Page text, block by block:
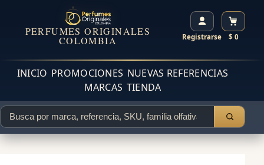
PERFUMES ORIGINALES
COLOMBIA Registrarse $ 0
INICIO PROMOCIONES NUEVAS REFERENCIAS
MARCAS TIENDA